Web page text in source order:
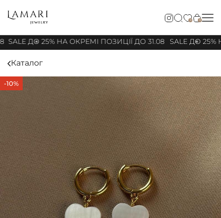
0 0
SALE ДО 25% НА ОКРЕМІ ПОЗИЦІЇ ДО 31.08 SALE ДО
Каталог
-10%